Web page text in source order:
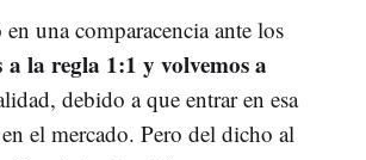
una comparacencia ante los
a la regla 1:1 y volvemos a
debido a que entrar en esa
el mercado. Pero del dicho al